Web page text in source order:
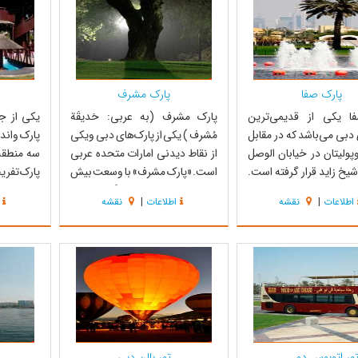
دلپذیری ...
پارک صفا
یکی از قدیمی‌ترین
می‌باشد که در مقابل
در خیابان الوصل
زاید قرار گرفته است.
میلادی بنا شده است. وجود
آبشار زیبا در کنار آن
به این پارک
اطلاعات | نقشه
پارک مشرف
پارک مشرف (به عربی: حَدیقَة
مُشرف ) یکی از پارک‌های دبی ویکی
از نقاط دیدنی امارات متحده عربی
است. «پارک مشرف» با وسعت بیش
از ۱۲۴ هکتار مساحت، بزرگترین پارک
کیلومتری فرودگاه بین‌المللی دبی
قرار دارد. این پارک کمی خارج از شهر
قرار دارد اما به دلیل امکا...
اطلاعات | نقشه
یکی از
پارک
سه
پارک
البوم و
منطقه